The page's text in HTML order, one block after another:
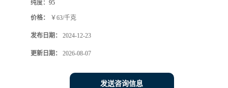
纯度： 95
价格： ￥63/千克
发布日期： 2024-12-23
更新日期： 2026-08-07
发送咨询信息